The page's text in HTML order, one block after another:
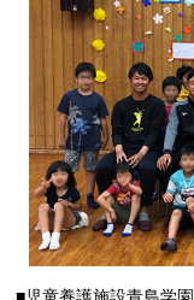
■児童養護施設青島学園